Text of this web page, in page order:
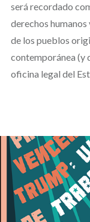
será recordado
derechos
de los pueblos
contemporánea (y
oficina legal del